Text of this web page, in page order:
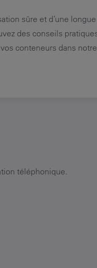
sûre et d’une
des conseils
conteneurs dans notre
téléphonique.